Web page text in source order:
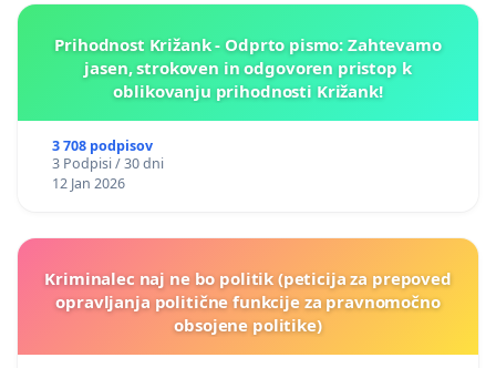
Prihodnost Križank - Odprto pismo: Zahtevamo
jasen, strokoven in odgovoren pristop k
oblikovanju prihodnosti Križank!
3 708 podpisov
3 Podpisi / 30 dni
12 Jan 2026
Kriminalec naj ne bo politik (peticija za prepoved
opravljanja politične funkcije za pravnomočno
obsojene politike)